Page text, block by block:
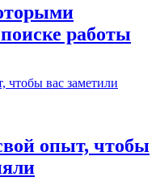
работы
опыт, чтобы